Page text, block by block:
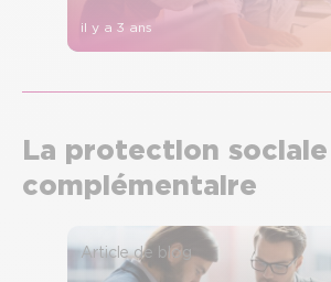
il y a 3 ans
La protection sociale
complémentaire
Article de blog